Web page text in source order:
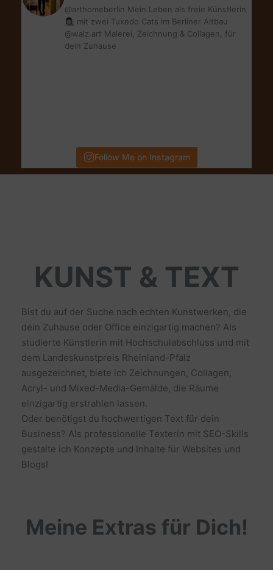
@arthomeberlin Mein Leben als freie Künstlerin
👩🏻‍🎨 mit zwei Tuxedo Cats im Berliner Altbau
@walz.art Malerei, Zeichnung & Collagen, für
dein Zuhause
Follow Me on Instagram
KUNST & TEXT
Bist du auf der Suche nach echten Kunstwerken, die
dein Zuhause oder Office einzigartig machen? Als
studierte Künstlerin mit Hochschulabschluss und mit
dem Landeskunstpreis Rheinland-Pfalz
ausgezeichnet, biete ich Zeichnungen, Collagen,
Acryl- und Mixed-Media-Gemälde, die Räume
einzigartig erstrahlen lassen.
Oder benötigst du hochwertigen Text für dein
Business? Als professionelle Texterin mit SEO-Skills
gestalte ich Konzepte und Inhalte für Websites und
Blogs!
Meine Extras für Dich!